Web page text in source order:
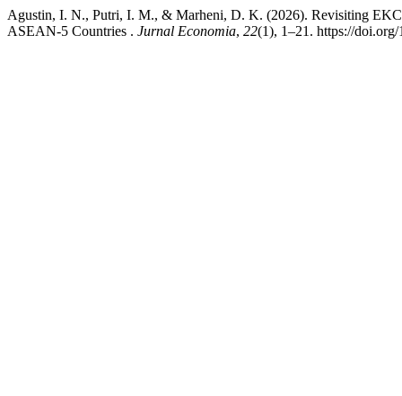
Agustin, I. N., Putri, I. M., & Marheni, D. K. (2026). Revisiting
ASEAN-5 Countries . Jurnal Economia, 22(1), 1–21. https://